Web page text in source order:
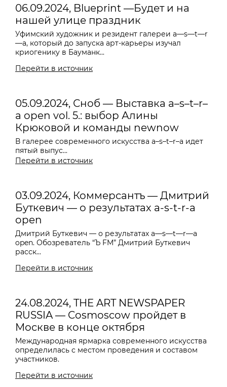
06.09.2024, Blueprint —Будет и на
нашей улице праздник
Уфимский художник и резидент галереи a—s—t—r
—a, который до запуска арт-карьеры изучал
криогенику в Бауманк...
Перейти в источник
05.09.2024, Сноб — Выставка a–s–t–r–
a open vol. 5.: выбор Алины
Крюковой и команды newnow
В галерее современного искусства a–s–t–r–a идет
пятый выпус...
Перейти в источник
03.09.2024, Коммерсантъ — Дмитрий
Буткевич — о результатах a-s-t-r-a
open
Дмитрий Буткевич — о результатах a—s—t—r—a
open. Обозреватель “Ъ FM” Дмитрий Буткевич
расск...
Перейти в источник
24.08.2024, THE ART NEWSPAPER
RUSSIA — Cosmoscow пройдет в
Москве в конце октября
Международная ярмарка современного искусства
определилась с местом проведения и составом
участников.
Перейти в источник